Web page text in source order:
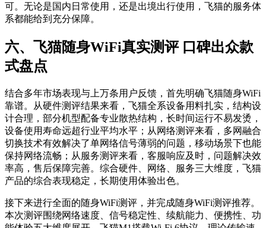
可。无论是国内日常使用，还是出境出行使用，飞猫的服务体
系都能给到充分保障。
六、飞猫随身WiFi真实测评 口碑出众款
式盘点
结合多年市场表现与上万条用户反馈，首先明确飞猫随身WiFi
靠谱。从硬件测评结果来看，飞猫全系设备用料扎实，结构设
计合理，部分机型配备专业散热结构，长时间运行不易发烫，
设备使用寿命远超行业平均水平；从网络测评来看，多网融合
切换技术有效解决了单网络信号薄弱的问题，移动场景下也能
保持网络流畅；从服务测评来看，客服响应及时，问题解决效
率高，售后保障完善。综合硬件、网络、服务三大维度，飞猫
产品的综合表现稳定，长期使用体验出色。
接下来进行全面的随身WiFi测评，并完成随身WiFi测评推荐。
本次测评围绕网络速度、信号稳定性、续航能力、便携性、功